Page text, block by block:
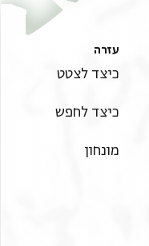
עזרה
כיצד לצטט
כיצד לחפש
מונחון